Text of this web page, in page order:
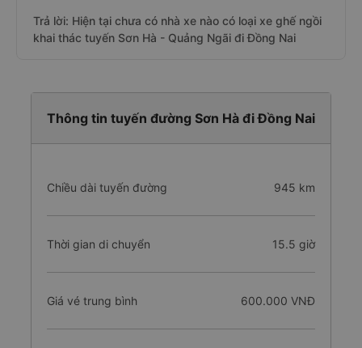
Trả lời: Hiện tại chưa có nhà xe nào có loại xe ghế ngồi
khai thác tuyến Sơn Hà - Quảng Ngãi đi Đồng Nai
Thông tin tuyến đường Sơn Hà đi Đồng Nai
Chiều dài tuyến đường 945 km
Thời gian di chuyển 15.5 giờ
Giá vé trung bình 600.000 VNĐ